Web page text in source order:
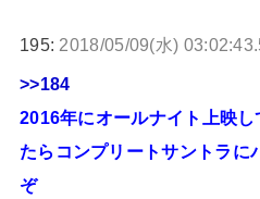
195: 2018/05/09(水)
>>184
2016年にオールナイト上映
たらコンプリートサントラに
ぞ